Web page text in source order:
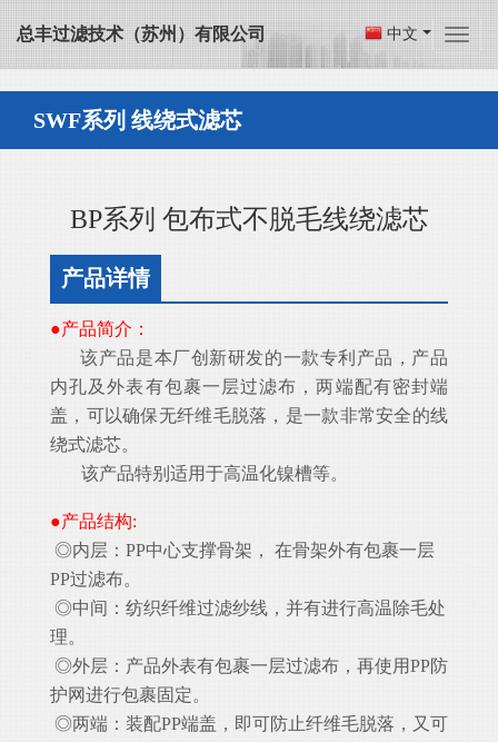
总丰过滤技术（苏州）有限公司 中文
SWF系列 线绕式滤芯
BP系列 包布式不脱毛线绕滤芯
产品详情
●产品简介：
该产品是本厂创新研发的一款专利产品，产品
内孔及外表有包裹一层过滤布，两端配有密封端
盖，可以确保无纤维毛脱落，是一款非常安全的线
绕式滤芯。
该产品特别适用于高温化镍槽等。
●产品结构:
◎内层：PP中心支撑骨架， 在骨架外有包裹一层
PP过滤布。
◎中间：纺织纤维过滤纱线，并有进行高温除毛处
理。
◎外层：产品外表有包裹一层过滤布，再使用PP防
护网进行包裹固定。
◎两端：装配PP端盖，即可防止纤维毛脱落，又可